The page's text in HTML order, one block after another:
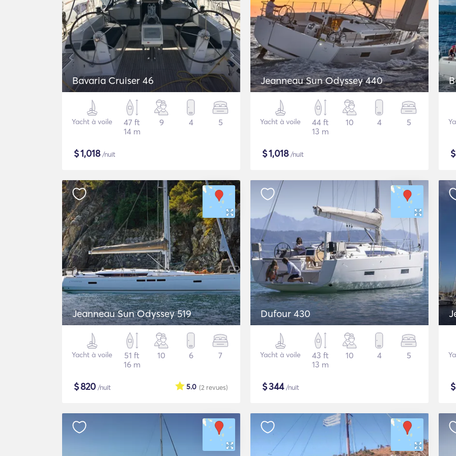
Bavaria Cruiser 46
Yacht à voile
47 ft
14 m
9 4 5
$1,018/nuit
Jeanneau Sun Odyssey 440
Yacht à voile
44 ft
13 m
10 4 5
$1,018/nuit
Jeanneau Sun Odyssey 519
Yacht à voile
51 ft
16 m
10 6 7
$820 /nuit (2 revues)
5.0
Dufour 430
Yacht à voile
43 ft
13 m
10 4 5
$344/nuit